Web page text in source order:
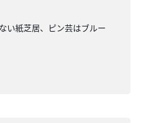
い紙芝居、ピン芸はブルー